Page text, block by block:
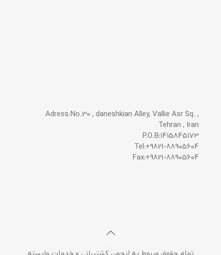
Adress:No.30 , daneshkian Alley, Vallie Asr Sq. ,
Tehran , Iran
P.O.B:1415845173
Tel:+9821-88905604
Fax:+9821-88905604